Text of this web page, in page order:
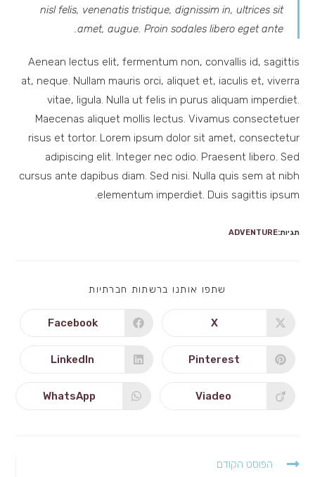
nisl felis, venenatis tristique, dignissim in, ultrices sit
amet, augue. Proin sodales libero eget ante.
Aenean lectus elit, fermentum non, convallis id, sagittis
at, neque. Nullam mauris orci, aliquet et, iaculis et, viverra
vitae, ligula. Nulla ut felis in purus aliquam imperdiet.
Maecenas aliquet mollis lectus. Vivamus consectetuer
risus et tortor. Lorem ipsum dolor sit amet, consectetur
adipiscing elit. Integer nec odio. Praesent libero. Sed
cursus ante dapibus diam. Sed nisi. Nulla quis sem at nibh
elementum imperdiet. Duis sagittis ipsum.
תגיות:ADVENTURE
שתפו אותנו ברשתות חברתיותSHARE
CONTENT
Opens
new
window
X
Opens
new
window
Facebook
Opens
new
window
Pinterest
Opens
new
window
LinkedIn
Opens
Viadeo
Opens
WhatsApp
לקרוא
הפוסט הקודם